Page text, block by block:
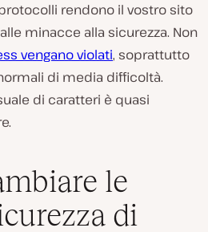
rendono il vostro sito
minacce alla sicurezza. Non
vengano violati, soprattutto
di media difficoltà.
di caratteri è quasi
le
di